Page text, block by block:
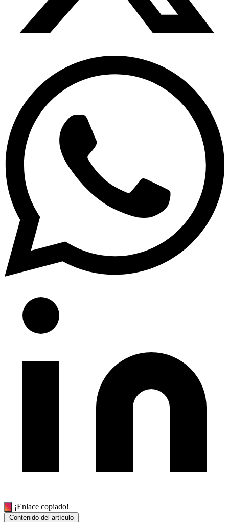
¡Enlace copiado!
Contenido del artículo